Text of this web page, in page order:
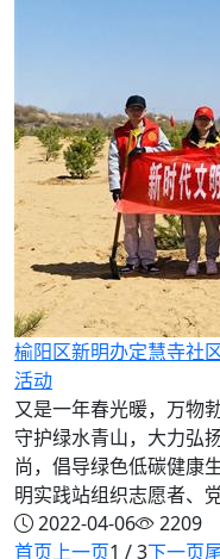
榆阳区新明办定慧寺社
活动
又是一年春光暖，万物
守护绿水青山，大力弘
尚，倡导绿色低碳健康
明实践站组织志愿者、
2022-04-06
2209
首页上一页1 / 3下一页